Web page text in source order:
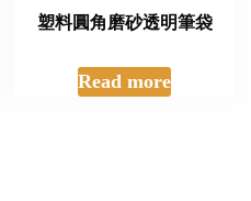
塑料圓角磨砂透明筆袋
Read more